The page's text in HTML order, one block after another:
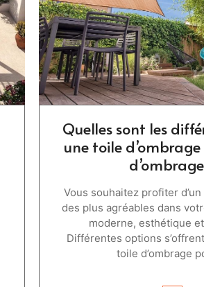
Quelles sont les
une toile
Vous souhaitez profiter d’un
des plus agréables dans
moderne, esthétique
Différentes options
toile d’ombrage